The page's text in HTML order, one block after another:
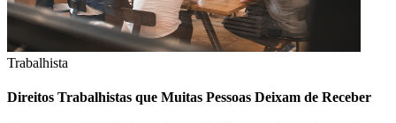
Trabalhista
Direitos Trabalhistas que Muitas Pessoas Deixam de Receber